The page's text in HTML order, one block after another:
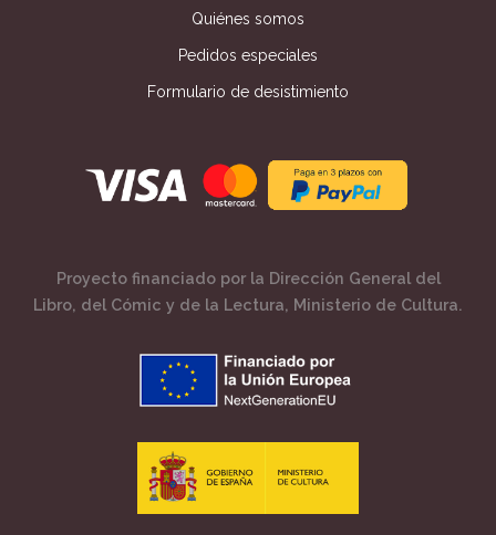
Quiénes somos
Pedidos especiales
Formulario de desistimiento
Proyecto financiado por la Dirección General del
Libro, del Cómic y de la Lectura, Ministerio de Cultura.